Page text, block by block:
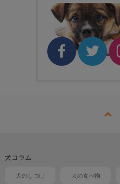
犬コラム
犬のしつけ 犬の食べ物